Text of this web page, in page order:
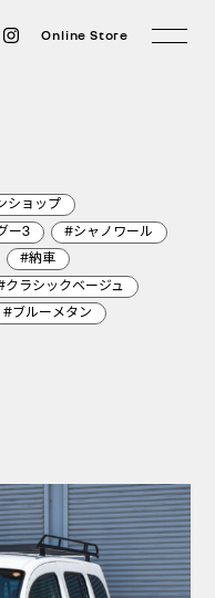
Online Store
ショップ
ー3 #シャノワール
#納車
クラシックベージュ
#ブルーメタン